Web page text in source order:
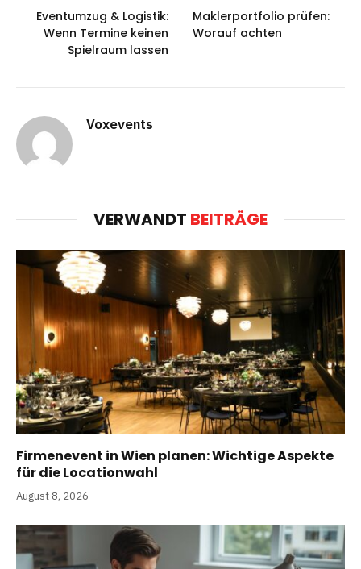
Eventumzug & Logistik:
Wenn Termine keinen
Spielraum lassen
Maklerportfolio prüfen:
Worauf achten
Voxevents
VERWANDT BEITRÄGE
Firmenevent in Wien planen: Wichtige Aspekte
für die Locationwahl
August 8, 2026